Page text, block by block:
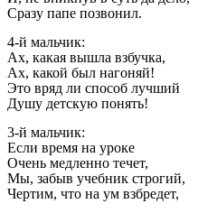
Сразу папе позвонил.
4-й мальчик:
Ах, какая вышла взбучка,
Ах, какой был нагоняй!
Это вряд ли способ лучший
Душу детскую понять!
3-й мальчик:
Если время на уроке
Очень медленно течет,
Мы, забыв учебник строгий,
Чертим, что на ум взбредет,